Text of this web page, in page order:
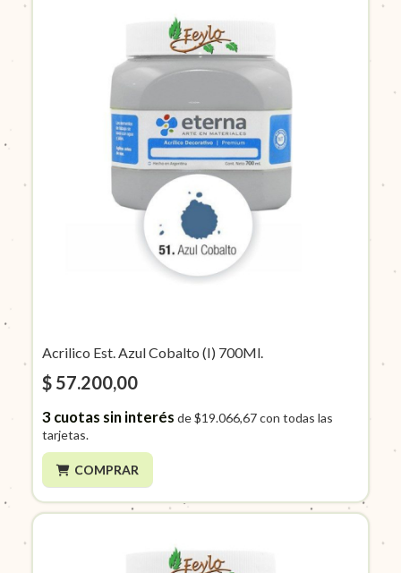
Acrilico Est. Azul Cobalto (I) 700Ml.
$ 57.200,00
3cuotas sin interés de$19.066,67con todas las
tarjetas.
COMPRAR